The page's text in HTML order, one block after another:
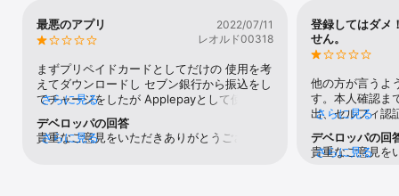
■非接触決済(Apple Pay)
iPhoneをかざすだけでQUICPay＋加盟店やVisaのタッチ決済対応マ
ークがある加盟店で簡単にご利用いただけるApple PayにBANKITを
設定できます。
・QUICPay＋をApple Payでご利用の際は「クイックペイで」と店
・Visaのタッチ決済をApple Payでご利用の際は「Visaで」と店頭
でお伝えください。
最悪のアプリ
2022/07/11
レオルド00318
まずプリペイドカードとしてだけの 使用を考
えてダウンロードし セブン銀行から振込をし
てチャージをしたが Applepayとして使うに
どこで しましたか？ チャージをする画面の
前に説明すべきだろ しかも認証はコロナの影
さらに見る
デベロッパの回答
貴重なご意見をいただきありがとうございま
さらに見る
登録してはダメ
せん。
他の方が言うよ
す。本人確認ま
出、セルフィ認
念ないと思いま
ルアドレス、パ
さらに見る
デベロッパの回
貴重なご意見を
さらに見る